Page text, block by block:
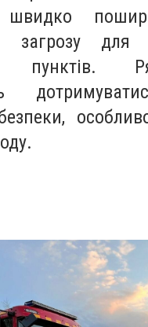
швидко
загрозу для
пунктів.